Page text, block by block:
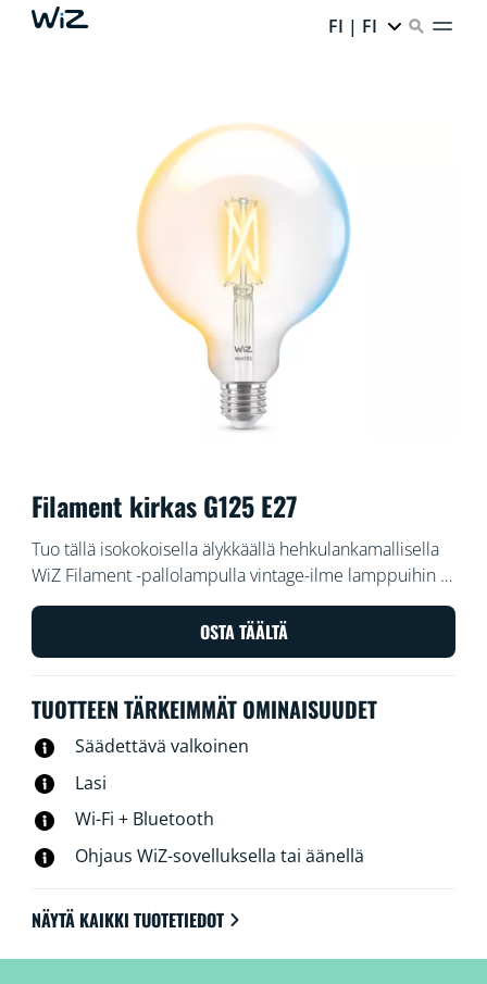
FI | FI
Filament kirkas G125 E27
Tuo tällä isokokoisella älykkäällä hehkulankamallisella
WiZ Filament -pallolampulla vintage-ilme lamppuihin ja
valaisimiin. Himmennä ja kirkasta valoa WiZ-
sovelluksella tai ääniohjauksella taikka käytä
esiasetettuja valaistusasetuksia Wi-Fi-kokoonpanoissa.
OSTA TÄÄLTÄ
TUOTTEEN TÄRKEIMMÄT OMINAISUUDET
Säädettävä valkoinen
Lasi
Wi-Fi + Bluetooth
Ohjaus WiZ-sovelluksella tai äänellä
NÄYTÄ KAIKKI TUOTETIEDOT